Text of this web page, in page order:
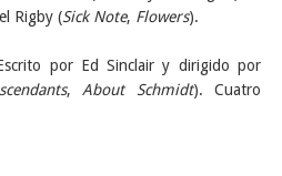
Rigby (Sick Note, Flowers).
por Ed Sinclair y dirigido por
, About Schmidt). Cuatro